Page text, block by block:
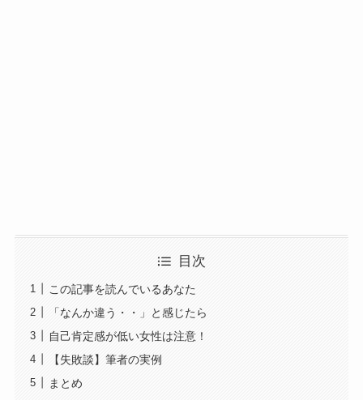
目次
この記事を読んでいるあなた
「なんか違う・・」と感じたら
自己肯定感が低い女性は注意！
【失敗談】筆者の実例
まとめ